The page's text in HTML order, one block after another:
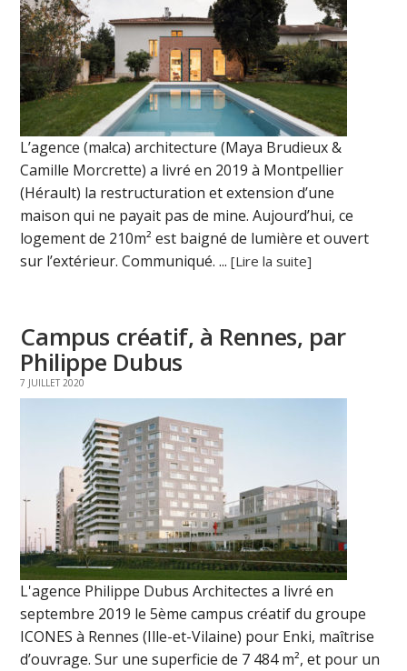
L’agence (ma!ca) architecture (Maya Brudieux &
Camille Morcrette) a livré en 2019 à Montpellier
(Hérault) la restructuration et extension d’une
maison qui ne payait pas de mine. Aujourd’hui, ce
logement de 210m² est baigné de lumière et ouvert
sur l’extérieur. Communiqué. ...[Lire la suite]
Campus créatif, à Rennes, par
Philippe Dubus
7 JUILLET 2020
L'agence Philippe Dubus Architectes a livré en
septembre 2019 le 5ème campus créatif du groupe
ICONES à Rennes (Ille-et-Vilaine) pour Enki, maîtrise
d’ouvrage. Sur une superficie de 7 484 m², et pour un